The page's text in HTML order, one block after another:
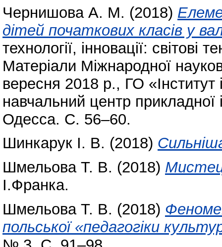
Чернишова А. М. (2018)
дітей початкових класів у
технології, інновації: світові
Матеріали Міжнародної
вересня 2018 р., ГО «Інститут
навчальний центр
Одесса. С. 56–60.
Шинкарук І. В. (2018)
Шмельова Т. В. (2018)
І.Франка.
Шмельова Т. В. (2018)
польської «педагогіки